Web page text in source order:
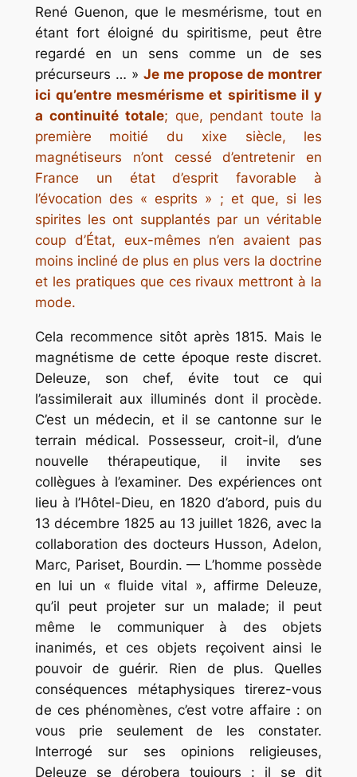
René Guenon, que le mesmérisme, tout en
étant fort éloigné du spiritisme, peut être
regardé en un sens comme un de ses
précurseurs … » Je me propose de montrer
ici qu’entre mesmérisme et spiritisme il y
a continuité totale; que, pendant toute la
première moitié du xixe siècle, les
magnétiseurs n’ont cessé d’entretenir en
France un état d’esprit favorable à
l’évocation des « esprits » ; et que, si les
spirites les ont supplantés par un véritable
coup d’État, eux-mêmes n’en avaient pas
moins incliné de plus en plus vers la doctrine
et les pratiques que ces rivaux mettront à la
mode.
Cela recommence sitôt après 1815. Mais le
magnétisme de cette époque reste discret.
Deleuze, son chef, évite tout ce qui
l’assimilerait aux illuminés dont il procède.
C’est un médecin, et il se cantonne sur le
terrain médical. Possesseur, croit-il, d’une
nouvelle thérapeutique, il invite ses
collègues à l’examiner. Des expériences ont
lieu à l’Hôtel-Dieu, en 1820 d’abord, puis du
13 décembre 1825 au 13 juillet 1826, avec la
collaboration des docteurs Husson, Adelon,
Marc, Pariset, Bourdin. — L’homme possède
en lui un « fluide vital », affirme Deleuze,
qu’il peut projeter sur un malade; il peut
même le communiquer à des objets
inanimés, et ces objets reçoivent ainsi le
pouvoir de guérir. Rien de plus. Quelles
conséquences métaphysiques tirerez-vous
de ces phénomènes, c’est votre affaire : on
vous prie seulement de les constater.
Interrogé sur ses opinions religieuses,
Deleuze se dérobera toujours : il se dit